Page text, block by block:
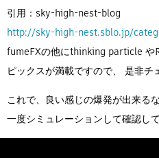
引用：sky-high-nest-blog
http://sky-high-nest.sblo.jp/
fumeFXの他にthinking particle や
ピックスが満載ですので、 是非チ
これで、良い感じの爆発が出来る
一度シミュレーションして確認し